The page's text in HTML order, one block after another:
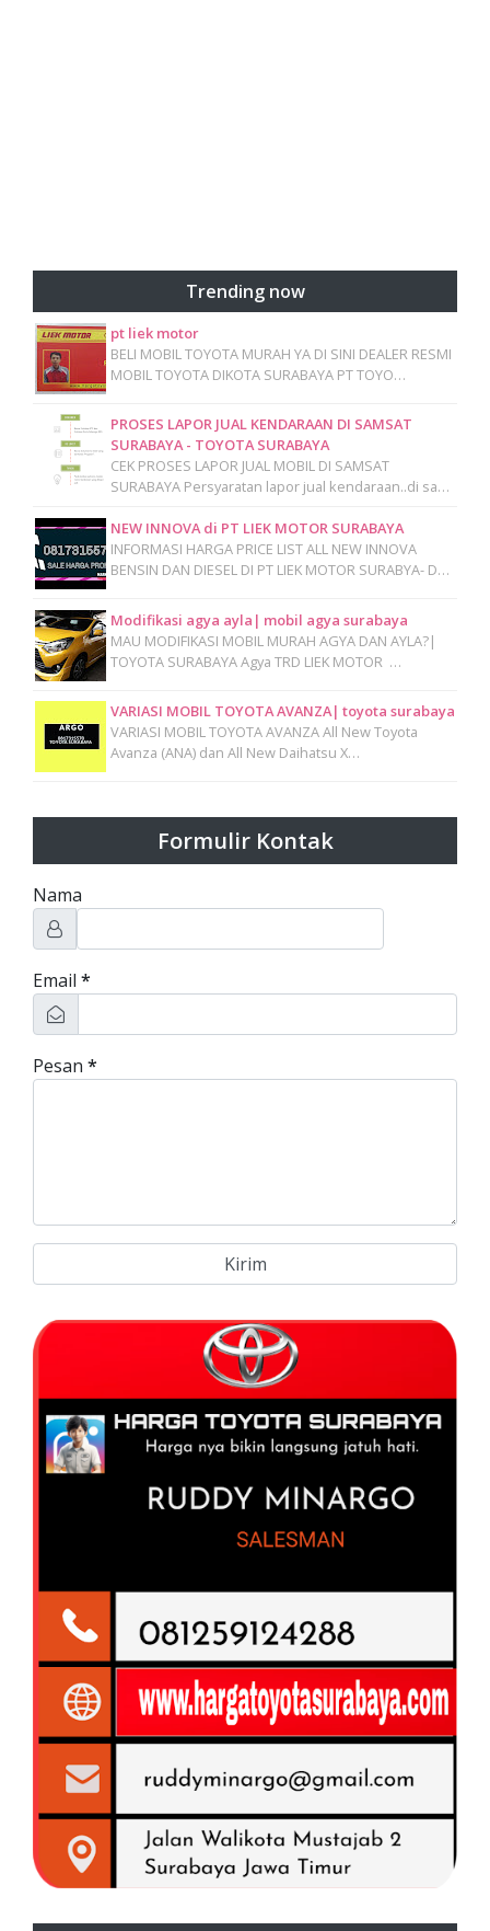
Trending now
pt liek motor
BELI MOBIL TOYOTA MURAH YA DI SINI DEALER RESMI
MOBIL TOYOTA DIKOTA SURABAYA PT TOYO…
PROSES LAPOR JUAL KENDARAAN DI SAMSAT
SURABAYA - TOYOTA SURABAYA
CEK PROSES LAPOR JUAL MOBIL DI SAMSAT
SURABAYA Persyaratan lapor jual kendaraan..di sa…
NEW INNOVA di PT LIEK MOTOR SURABAYA
INFORMASI HARGA PRICE LIST ALL NEW INNOVA
BENSIN DAN DIESEL DI PT LIEK MOTOR SURABYA- D…
Modifikasi agya ayla| mobil agya surabaya
MAU MODIFIKASI MOBIL MURAH AGYA DAN AYLA?|
TOYOTA SURABAYA Agya TRD LIEK MOTOR …
VARIASI MOBIL TOYOTA AVANZA| toyota surabaya
VARIASI MOBIL TOYOTA AVANZA All New Toyota
Avanza (ANA) dan All New Daihatsu X…
Formulir Kontak
Nama
Email *
Pesan *